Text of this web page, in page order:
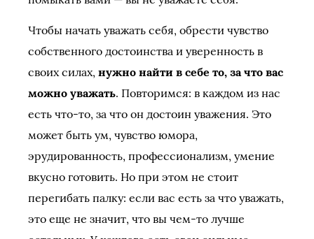
Чтобы начать уважать себя, обрести чувство
собственного достоинства и уверенность в
своих силах, нужно найти в себе то, за что вас
можно уважать. Повторимся: в каждом из нас
есть что-то, за что он достоин уважения. Это
может быть ум, чувство юмора,
эрудированность, профессионализм, умение
вкусно готовить. Но при этом не стоит
перегибать палку: если вас есть за что уважать,
это еще не значит, что вы чем-то лучше